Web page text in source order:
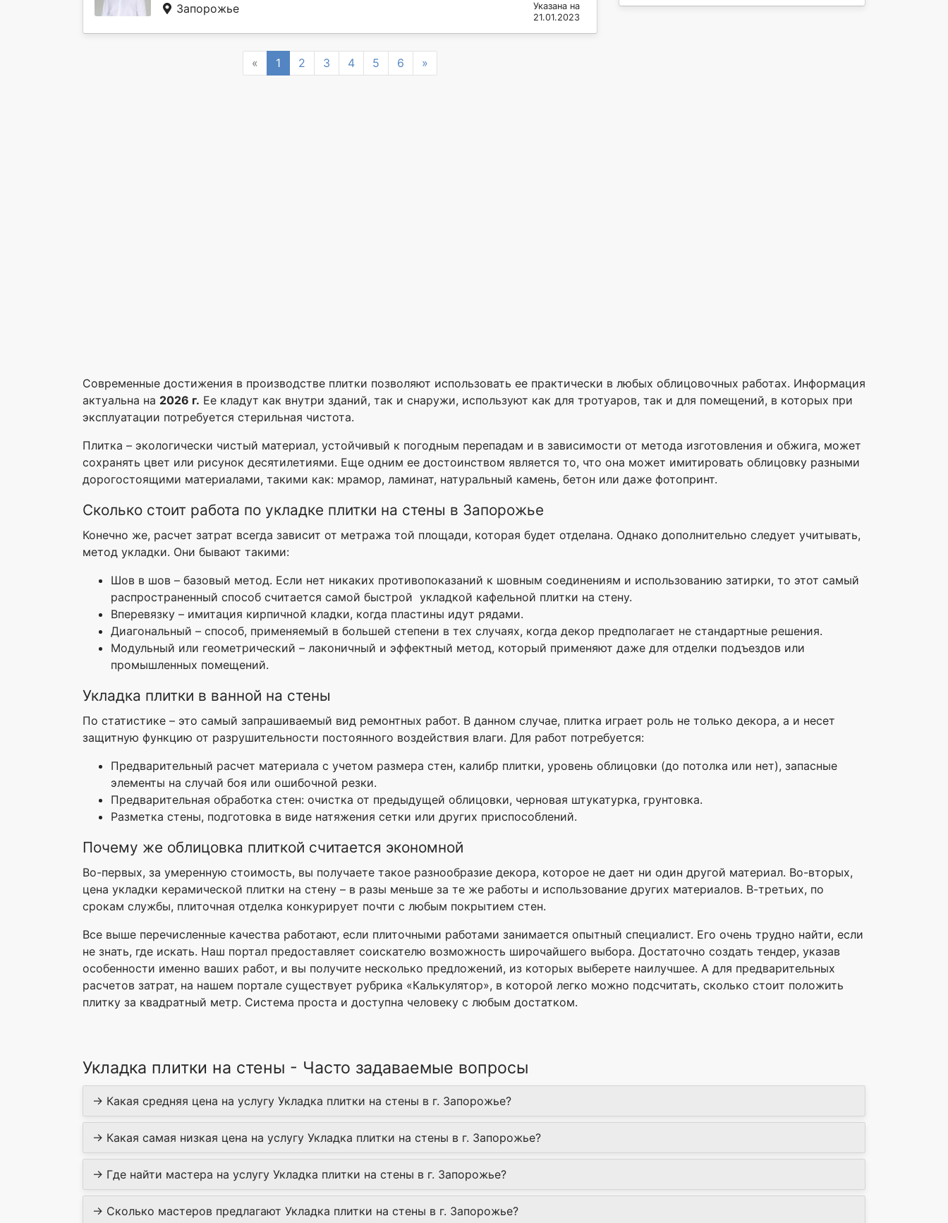
Запорожье
Указана на
21.01.2023
« Previous
1 2 3 4 5 6 »
Современные достижения в производстве плитки позволяют использовать ее практически в любых облицовочных работах. Информация
актуальна на 2026 г. Ее кладут как внутри зданий, так и снаружи, используют как для тротуаров, так и для помещений, в которых при
эксплуатации потребуется стерильная чистота.
Плитка – экологически чистый материал, устойчивый к погодным перепадам и в зависимости от метода изготовления и обжига, может
сохранять цвет или рисунок десятилетиями. Еще одним ее достоинством является то, что она может имитировать облицовку разными
дорогостоящими материалами, такими как: мрамор, ламинат, натуральный камень, бетон или даже фотопринт.
Сколько стоит работа по укладке плитки на стены в Запорожье
Конечно же, расчет затрат всегда зависит от метража той площади, которая будет отделана. Однако дополнительно следует учитывать,
метод укладки. Они бывают такими:
Шов в шов – базовый метод. Если нет никаких противопоказаний к шовным соединениям и использованию затирки, то этот самый
распространенный способ считается самой быстрой укладкой кафельной плитки на стену.
Вперевязку – имитация кирпичной кладки, когда пластины идут рядами.
Диагональный – способ, применяемый в большей степени в тех случаях, когда декор предполагает не стандартные решения.
Модульный или геометрический – лаконичный и эффектный метод, который применяют даже для отделки подъездов или
промышленных помещений.
Укладка плитки в ванной на стены
По статистике – это самый запрашиваемый вид ремонтных работ. В данном случае, плитка играет роль не только декора, а и несет
защитную функцию от разрушительности постоянного воздействия влаги. Для работ потребуется:
Предварительный расчет материала с учетом размера стен, калибр плитки, уровень облицовки (до потолка или нет), запасные
элементы на случай боя или ошибочной резки.
Предварительная обработка стен: очистка от предыдущей облицовки, черновая штукатурка, грунтовка.
Разметка стены, подготовка в виде натяжения сетки или других приспособлений.
Почему же облицовка плиткой считается экономной
Во-первых, за умеренную стоимость, вы получаете такое разнообразие декора, которое не дает ни один другой материал. Во-вторых,
цена укладки керамической плитки на стену – в разы меньше за те же работы и использование других материалов. В-третьих, по
срокам службы, плиточная отделка конкурирует почти с любым покрытием стен.
Все выше перечисленные качества работают, если плиточными работами занимается опытный специалист. Его очень трудно найти, если
не знать, где искать. Наш портал предоставляет соискателю возможность широчайшего выбора. Достаточно создать тендер, указав
особенности именно ваших работ, и вы получите несколько предложений, из которых выберете наилучшее. А для предварительных
расчетов затрат, на нашем портале существует рубрика «Калькулятор», в которой легко можно подсчитать, сколько стоит положить
плитку за квадратный метр. Система проста и доступна человеку с любым достатком.
Укладка плитки на стены - Часто задаваемые вопросы
→ Какая средняя цена на услугу Укладка плитки на стены в г. Запорожье?
→ Какая самая низкая цена на услугу Укладка плитки на стены в г. Запорожье?
→ Где найти мастера на услугу Укладка плитки на стены в г. Запорожье?
→ Сколько мастеров предлагают Укладка плитки на стены в г. Запорожье?